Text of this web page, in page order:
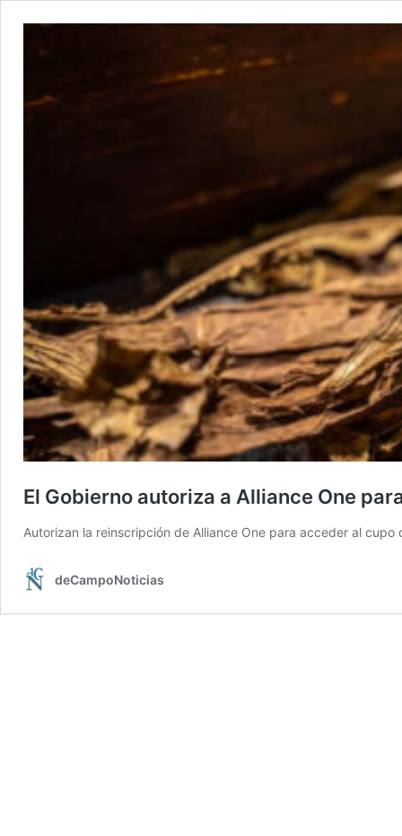
El Gobierno autoriza a Alliance One
Autorizan la reinscripción de Alliance One para acceder al
deCampoNoticias